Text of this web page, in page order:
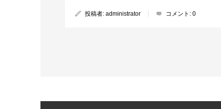
投稿者: administrator コメント: 0